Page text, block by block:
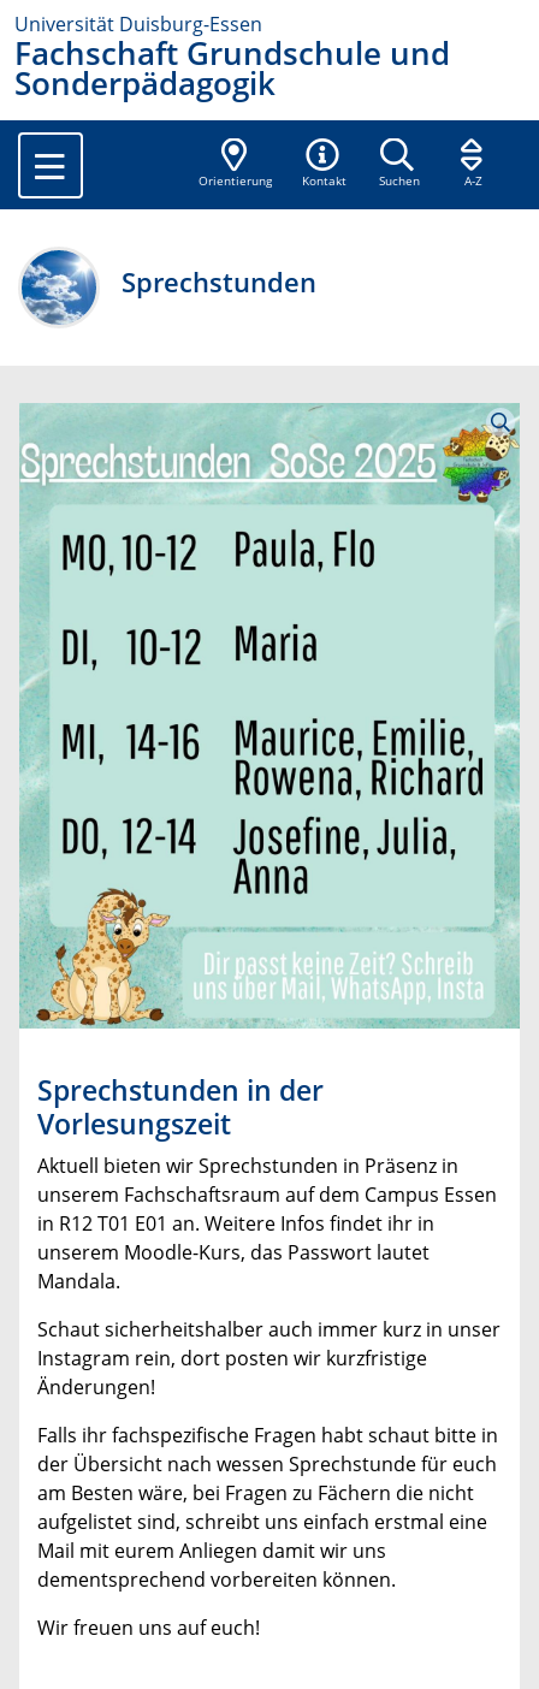
Universität Duisburg-Essen
Fachschaft Grundschule und
Sonderpädagogik
Orientierung Kontakt Suchen A-Z
Sprechstunden
Sprechstunden in der
Vorlesungszeit
Aktuell bieten wir Sprechstunden in Präsenz in
unserem Fachschaftsraum auf dem Campus Essen
in R12 T01 E01 an. Weitere Infos findet ihr in
unserem Moodle-Kurs, das Passwort lautet
Mandala.
Schaut sicherheitshalber auch immer kurz in unser
Instagram rein, dort posten wir kurzfristige
Änderungen!
Falls ihr fachspezifische Fragen habt schaut bitte in
der Übersicht nach wessen Sprechstunde für euch
am Besten wäre, bei Fragen zu Fächern die nicht
aufgelistet sind, schreibt uns einfach erstmal eine
Mail mit eurem Anliegen damit wir uns
dementsprechend vorbereiten können.
Wir freuen uns auf euch!